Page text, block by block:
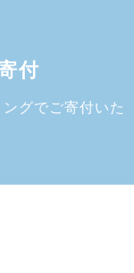
付
グでご寄付いた